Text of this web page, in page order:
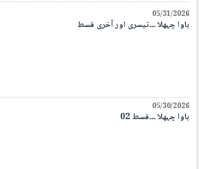
05/31/2026
باوا چہھلا ۔۔۔تیسری اور آخری قسط
05/30/2026
باوا چہھلا ۔۔۔قسط 02